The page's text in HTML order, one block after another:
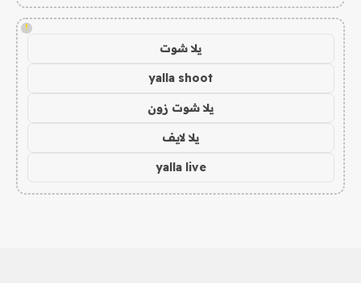
!
يلا شوت
yalla shoot
يلا شوت زون
يلا لايف
yalla live